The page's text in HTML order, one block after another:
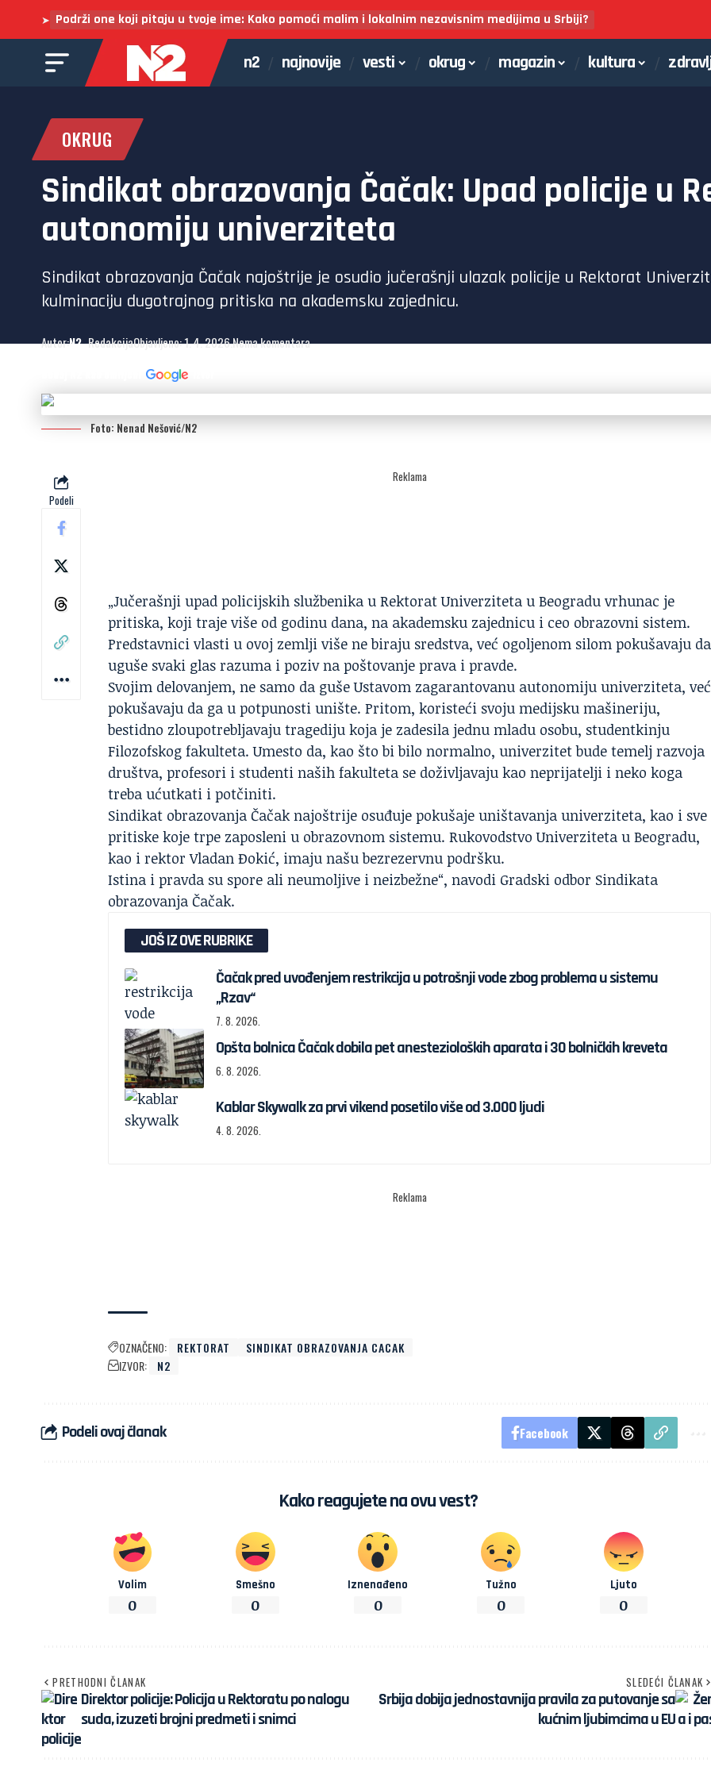
➤ Podrži one koji pitaju u tvoje ime: Kako pomoći malim i lokalnim nezavisnim medijima u Srbiji?
n2 najnovije vesti okrug magazin kultura
OKRUG
Sindikat obrazovanja Čačak: Upad policije u
autonomiju univerziteta
Sindikat obrazovanja Čačak najoštrije je osudio jučerašnji ulazak policije u Rektorat
kulminaciju dugotrajnog pritiska na akademsku zajednicu.
Autor:N2- RedakcijaObjavljeno: 1. 4. 2026.Nema komentara
Foto: Nenad Nešović/N2
Podeli
Reklama
„Jučerašnji upad policijskih službenika u Rektorat Univerziteta u Beogradu vrhunac je
pritiska, koji traje više od godinu dana, na akademsku zajednicu i ceo obrazovni sistem.
Predstavnici vlasti u ovoj zemlji više ne biraju sredstva, već ogoljenom silom pokušavaju da
uguše svaki glas razuma i poziv na poštovanje prava i pravde.
Svojim delovanjem, ne samo da guše Ustavom zagarantovanu autonomiju univerziteta, već
pokušavaju da ga u potpunosti unište. Pritom, koristeći svoju medijsku mašineriju,
bestidno zloupotrebljavaju tragediju koja je zadesila jednu mladu osobu, studentkinju
Filozofskog fakulteta. Umesto da, kao što bi bilo normalno, univerzitet bude temelj razvoja
društva, profesori i studenti naših fakulteta se doživljavaju kao neprijatelji i neko koga
treba ućutkati i potčiniti.
Sindikat obrazovanja Čačak najoštrije osuđuje pokušaje uništavanja univerziteta, kao i sve
pritiske koje trpe zaposleni u obrazovnom sistemu. Rukovodstvo Univerziteta u Beogradu,
kao i rektor Vladan Đokić, imaju našu bezrezervnu podršku.
Istina i pravda su spore ali neumoljive i neizbežne“, navodi Gradski odbor Sindikata
obrazovanja Čačak.
JOŠ IZ OVE RUBRIKE
Čačak pred uvođenjem restrikcija u potrošnji vode zbog problema u sistemu
„Rzav“
7. 8. 2026.
Opšta bolnica Čačak dobila pet anestezioloških aparata i 30 bolničkih kreveta
6. 8. 2026.
Kablar Skywalk za prvi vikend posetilo više od 3.000 ljudi
4. 8. 2026.
Reklama
OZNAČENO: REKTORAT
SINDIKAT OBRAZOVANJA CACAK
IZVOR:
N2
Podeli ovaj članak Facebook
Kako reagujete na ovu vest?
Volim
0
Smešno
0
Iznenađeno
0
Tužno
0
Ljuto
0
PRETHODNI ČLANAK
Direktor policije: Policija u Rektoratu po nalogu
suda, izuzeti brojni predmeti i snimci
SLEDEĆI ČLANAK
Srbija dobija jednostavnija pravila za putovanje sa
kućnim ljubimcima u EU